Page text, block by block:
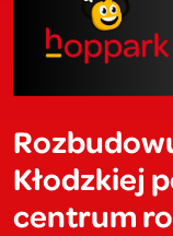
Kłodzkiej
centrum